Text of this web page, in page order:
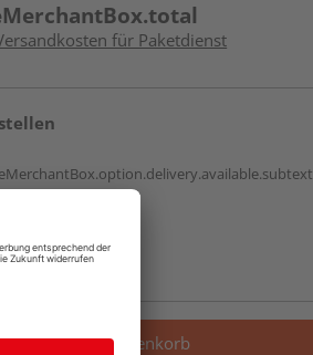
für Paketdienst
möglich
In den Warenkorb